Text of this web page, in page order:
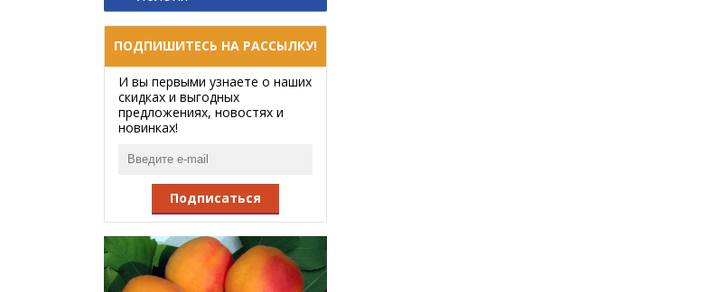
ПОДПИШИТЕСЬ НА РАССЫЛКУ!
И вы первыми узнаете о наших
скидках и выгодных
предложениях, новостях и
новинках!
Подписаться